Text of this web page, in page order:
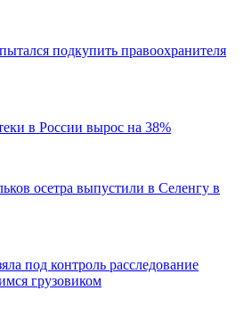
подкупить правоохранителя
в России вырос на 38%
осетра выпустили в Селенгу в
под контроль расследование
грузовиком